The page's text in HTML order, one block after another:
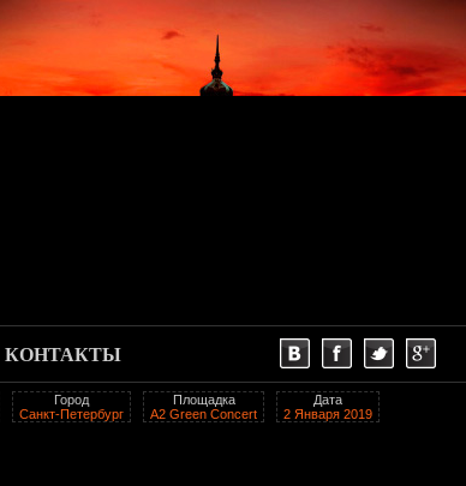
КОНТАКТЫ
Дата
2 Января 2019
Площадка
A2 Green Сoncert
Город
Санкт-Петербург